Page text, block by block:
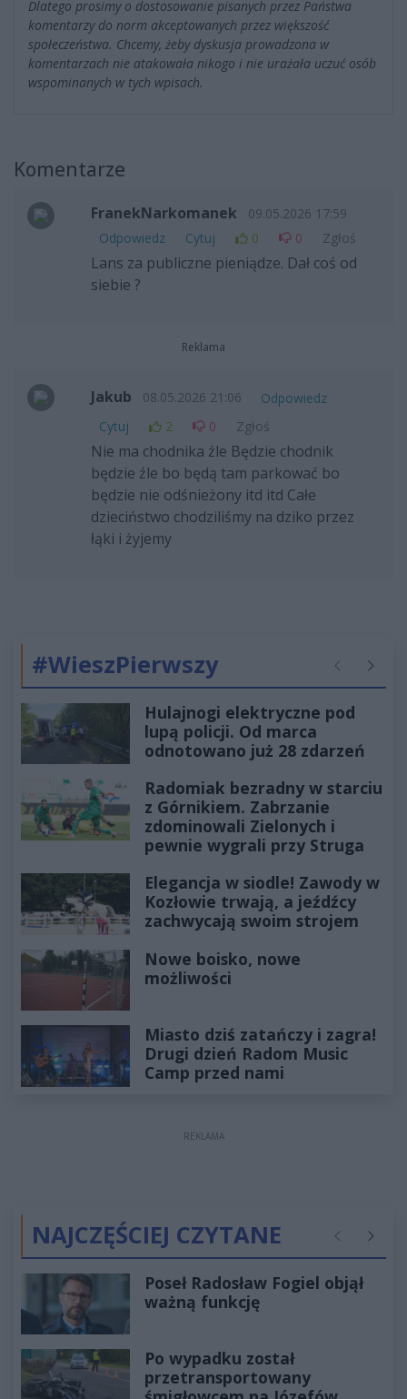
Dlatego prosimy o dostosowanie pisanych przez Państwa
komentarzy do norm akceptowanych przez większość
społeczeństwa. Chcemy, żeby dyskusja prowadzona w
komentarzach nie atakowała nikogo i nie urażała uczuć osób
wspominanych w tych wpisach.
Komentarze
FranekNarkomanek
09.05.2026 17:59
Odpowiedz
Cytuj 0 0 Zgłoś
Lans za publiczne pieniądze. Dał coś od
siebie ?
Reklama
Jakub 08.05.2026 21:06
Odpowiedz
Cytuj
2 0 Zgłoś
Nie ma chodnika źle Będzie chodnik
będzie źle bo będą tam parkować bo
będzie nie odśnieżony itd itd Całe
dzieciństwo chodziliśmy na dziko przez
łąki i żyjemy
#WieszPierwszy Poprzednie
Hulajnogi elektryczne pod
lupą policji. Od marca
odnotowano już 28 zdarzeń
Radomiak bezradny w starciu
z Górnikiem. Zabrzanie
zdominowali Zielonych i
pewnie wygrali przy Struga
Elegancja w siodle! Zawody w
Kozłowie trwają, a jeźdźcy
zachwycają swoim strojem
Nowe boisko, nowe
możliwości
Miasto dziś zatańczy i zagra!
Drugi dzień Radom Music
Camp przed nami
REKLAMA
NAJCZĘŚCIEJ CZYTANE Poprzednie
Poseł Radosław Fogiel objął
ważną funkcję
Po wypadku został
przetransportowany